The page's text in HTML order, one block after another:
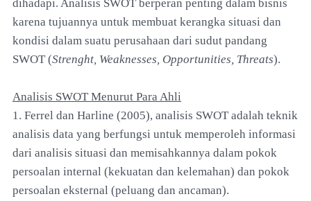
dihadapi. Analisis SWOT berperan penting dalam bisnis
karena tujuannya untuk membuat kerangka situasi dan
kondisi dalam suatu perusahaan dari sudut pandang
SWOT (Strenght, Weaknesses, Opportunities, Threats).
Analisis SWOT Menurut Para Ahli
1. Ferrel dan Harline (2005), analisis SWOT adalah teknik
analisis data yang berfungsi untuk memperoleh informasi
dari analisis situasi dan memisahkannya dalam pokok
persoalan internal (kekuatan dan kelemahan) dan pokok
persoalan eksternal (peluang dan ancaman).